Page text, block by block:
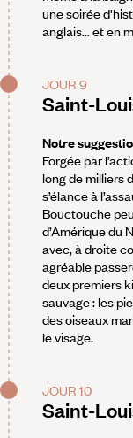
une soirée
anglais... et en
JOUR 9
Saint-
Notre
Forgée par
long de milliers
s’élance à
Bouctouche
d’Amérique du
avec, à droite
agréable
deux premiers
sauvage : les
des oiseaux
le visage.
JOUR 10
Saint-